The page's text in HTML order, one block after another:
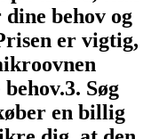
behov og
er vigtig,
Søg
en billig